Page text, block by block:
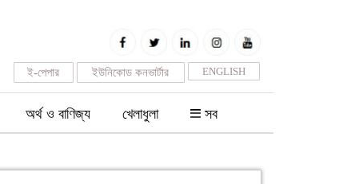
ENGLISH
ইউনিকোড কনভার্টার
ই-পেপার
অর্থ ও বাণিজ্য খেলাধুলা সব